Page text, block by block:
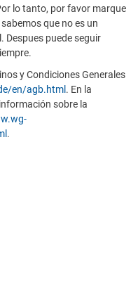
lo tanto, por favor marque
que no es un
Despues puede seguir
y Condiciones Generales
en/agb.html . En la
sobre la
.